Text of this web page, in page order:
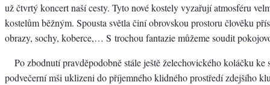
už čtvrtý koncert naší cesty. Tyto nové kostely vyzařují atmosféru
kostelům běžným. Spousta světla činí obrovskou prostoru člověku
obrazy, sochy, koberce,… S trochou fantazie můžeme soudit
Po zbodnutí pravděpodobně stále ještě želechovického koláčku ke
podvečerní mši uklizeni do příjemného klidného prostředí zdejšího